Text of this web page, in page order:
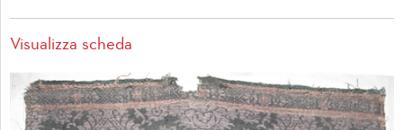
Visualizza scheda